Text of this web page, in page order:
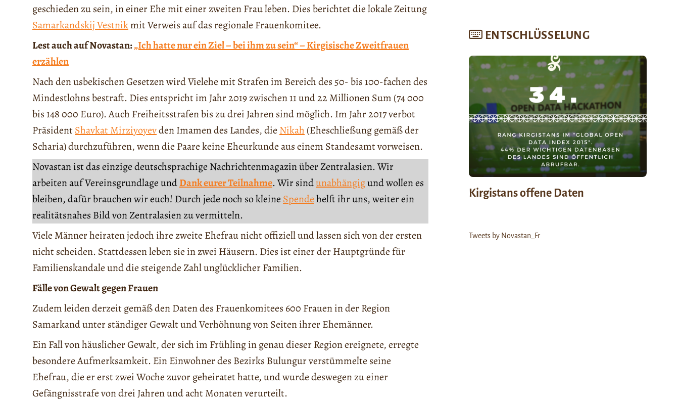
geschieden zu sein, in einer Ehe mit einer zweiten Frau leben. Dies berichtet die lokale Zeitung
Samarkandskij Vestnikmit Verweis auf das regionale Frauenkomitee.
Lest auch auf Novastan:„Ich hatte nur ein Ziel – bei ihm zu sein“ – Kirgisische Zweitfrauen
erzählen
Nach den usbekischen Gesetzen wird Vielehe mit Strafen im Bereich des 50- bis 100-fachen des
Mindestlohns bestraft. Dies entspricht im Jahr 2019 zwischen 11 und 22 Millionen Sum (74 000
bis 148 000 Euro). Auch Freiheitsstrafen bis zu drei Jahren sind möglich. Im Jahr 2017 verbot
PräsidentShavkat Mirziyoyevden Imamen des Landes, die Nikah (Eheschließung gemäß der
Scharia) durchzuführen, wenn die Paare keine Eheurkunde aus einem Standesamt vorweisen.
Novastan ist das einzige deutschsprachige Nachrichtenmagazin über Zentralasien. Wir
arbeiten auf Vereinsgrundlage undDank eurer Teilnahme. Wir sindunabhängigund wollen es
bleiben, dafür brauchen wir euch! Durch jede noch so kleine Spendehelft ihr uns, weiter ein
realitätsnahes Bild von Zentralasien zu vermitteln.
Viele Männer heiraten jedoch ihre zweite Ehefrau nicht offiziell und lassen sich von der ersten
nicht scheiden. Stattdessen leben sie in zwei Häusern. Dies ist einer der Hauptgründe für
Familienskandale und die steigende Zahl unglücklicher Familien.
Fälle von Gewalt gegen Frauen
Zudem leiden derzeit gemäß den Daten des Frauenkomitees 600 Frauen in der Region
Samarkand unter ständiger Gewalt und Verhöhnung von Seiten ihrer Ehemänner.
Ein Fall von häuslicher Gewalt, der sich im Frühling in genau dieser Region ereignete, erregte
besondere Aufmerksamkeit. Ein Einwohner des Bezirks Bulungur verstümmelte seine
Ehefrau, die er erst zwei Woche zuvor geheiratet hatte, und wurde deswegen zu einer
Gefängnisstrafe von drei Jahren und acht Monaten verurteilt.
ENTSCHLÜSSELUNG
Kirgistans offene Daten
Tweets by Novastan_Fr